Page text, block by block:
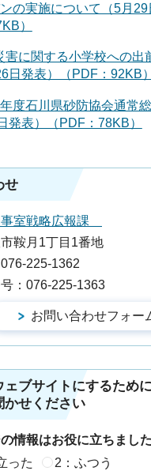
の実施について（5月29
）
害に関する小学校への出
日発表）（PDF：92KB）
度石川県砂防協会通常
発表）（PDF：78KB）
せ
室戦略広報課
鞍月1丁目1番地
225-1362
：076-225-1363
ェブサイトにするため
かせください
情報はお役に立ちまし
った
2：ふつう